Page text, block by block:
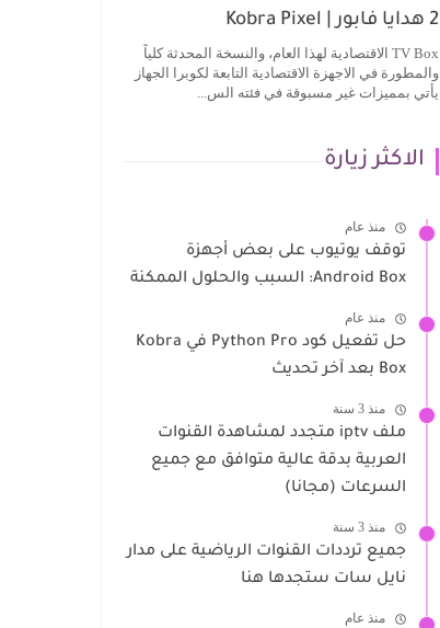
2 هدايا فابور | Kobra Pixel
TV Box الاقتصادية لهذا العام، والنسخة المحدثة كلياً
والمطورة في الاجهزة الاقتصادية التابعة لكوبرا الجهاز
يأتي بمميزات غير مسبوقة في فئته الس...
الاكثر زيارة
منذ عام
توقف يوتيوب على بعض أجهزة
Android Box: السبب والحلول الممكنة
منذ عام
حل تفعيل كود Python Pro في Kobra
Box بعد آخر تحديث
منذ 3 سنة
ملف iptv متجدد لمشاهدة القنوات
العربية بدقة عالية متوافق مع جميع
السرعات (مجانا)
منذ 3 سنة
جميع ترددات القنوات الرياضية على مدار
نايل سات ستجدها هنا
منذ عام